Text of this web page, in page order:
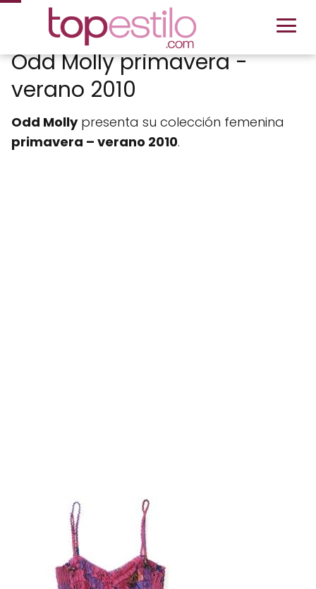
Odd Molly primavera -
verano 2010
Odd Mollypresenta su colección femenina
primavera – verano 2010.